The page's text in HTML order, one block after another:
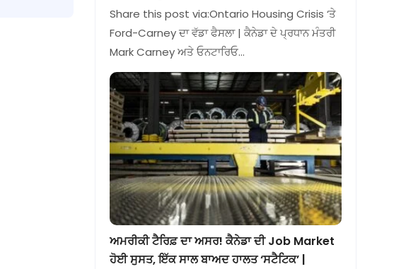
Share this post via:Ontario Housing Crisis ‘ਤੇ
Ford-Carney ਦਾ ਵੱਡਾ ਫੈਸਲਾ | ਕੈਨੇਡਾ ਦੇ ਪ੍ਰਧਾਨ ਮੰਤਰੀ
Mark Carney ਅਤੇ ਓਨਟਾਰਿਓ…
ਅਮਰੀਕੀ ਟੈਰਿਫ਼ ਦਾ ਅਸਰ! ਕੈਨੇਡਾ ਦੀ Job Market
ਹੋਈ ਸੁਸਤ, ਇੱਕ ਸਾਲ ਬਾਅਦ ਹਾਲਤ ‘ਸਟੈਟਿਕ’ |